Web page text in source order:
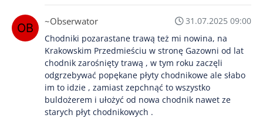
~Obserwator
31.07.2025 09:00
Chodniki pozarastane trawą też mi nowina, na
Krakowskim Przedmieściu w stronę Gazowni od lat
chodnik zarośnięty trawą , w tym roku zaczęli
odgrzebywać popękane płyty chodnikowe ale słabo
im to idzie , zamiast zepchnąć to wszystko
buldożerem i ułożyć od nowa chodnik nawet ze
starych płyt chodnikowych .